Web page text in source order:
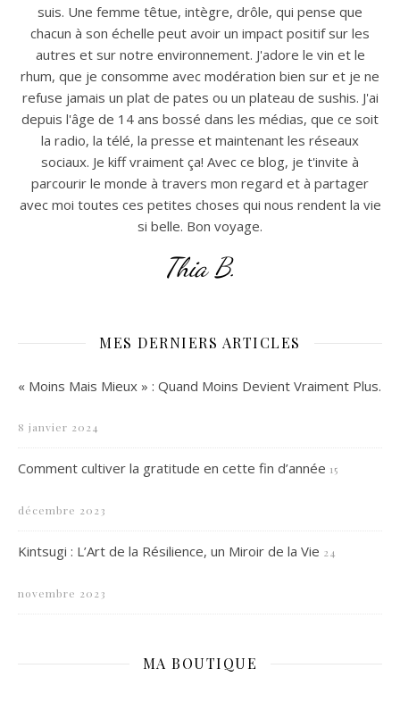
suis. Une femme têtue, intègre, drôle, qui pense que
chacun à son échelle peut avoir un impact positif sur les
autres et sur notre environnement. J'adore le vin et le
rhum, que je consomme avec modération bien sur et je ne
refuse jamais un plat de pates ou un plateau de sushis. J'ai
depuis l'âge de 14 ans bossé dans les médias, que ce soit
la radio, la télé, la presse et maintenant les réseaux
sociaux. Je kiff vraiment ça! Avec ce blog, je t'invite à
parcourir le monde à travers mon regard et à partager
avec moi toutes ces petites choses qui nous rendent la vie
si belle. Bon voyage.
Thia B.
MES DERNIERS ARTICLES
« Moins Mais Mieux » : Quand Moins Devient Vraiment Plus.
8 janvier 2024
Comment cultiver la gratitude en cette fin d’année 15
décembre 2023
Kintsugi : L’Art de la Résilience, un Miroir de la Vie 24
novembre 2023
MA BOUTIQUE